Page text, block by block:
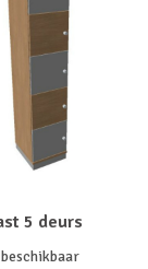
5 deurs